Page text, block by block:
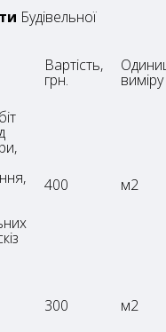
Будівельної
Вартість,
грн. виміру
400 м2
300 м2